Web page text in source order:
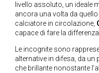
livello assoluto, un ideale
ancora una volta da
calciatore in circolazione,
capace di fare la
Le incognite sono
alternative in difesa, da
che brillante nonostante